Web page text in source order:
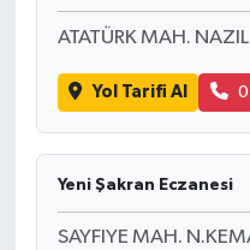
ATATÜRK MAH.
Yol Tarifi Al
Yeni Şakran Eczanesi
SAYFIYE MAH.